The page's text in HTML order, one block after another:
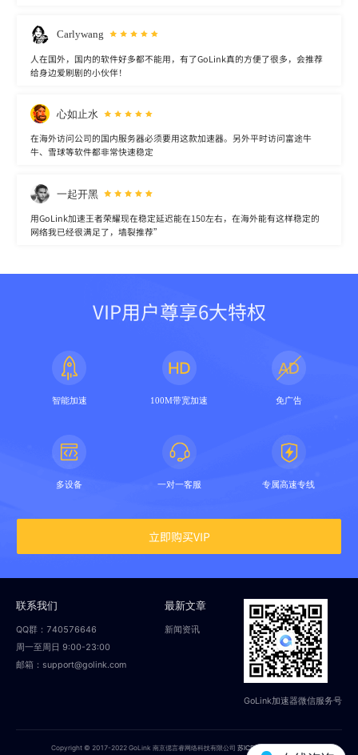
Carlywang
人在国外，国内的软件好多都不能用，有了GoLink真的方便了很多，会推荐
给身边爱刷剧的小伙伴！
心如止水
在海外访问公司的国内服务器必须要用这款加速器。另外平时访问富途牛
牛、雪球等软件都非常快速稳定
一起开黑
用GoLink加速王者荣耀现在稳定延迟能在150左右，在海外能有这样稳定的
网络我已经很满足了，墙裂推荐”
VIP用户尊享6大特权
智能加速 100M带宽加速 免广告
多设备 一对一客服 专属高速专线
立即购买VIP
联系我们
QQ群：740576646
周一至周日 9:00-23:00
邮箱：support@golink.com
最新文章
新闻资讯
GoLink加速器微信服务号
Copyright © 2017-2022 GoLink 南京偲言睿网络科技有限公司苏ICP备18014251号-2